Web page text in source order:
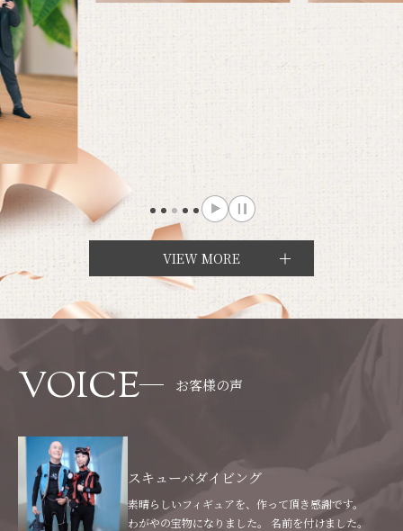
VIEW MORE
VOICE お客様の声
スキューバダイビング
素晴らしいフィギュアを、作って頂き感謝です。
わがやの宝物になりました。 名前を付けました。